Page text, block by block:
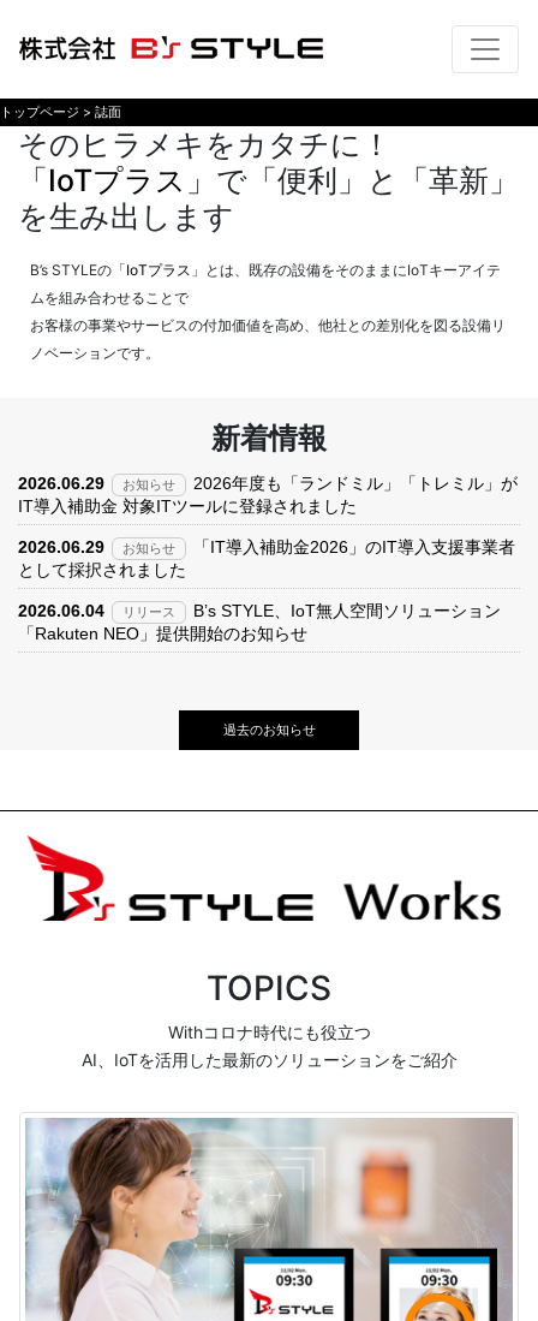
トップページ > 誌面
そのヒラメキをカタチに！
「IoTプラス 」で「便利」と「革新」
を生み出します
B’s STYLEの「IoTプラス 」とは、既存の設備をそのままにIoTキーアイテ
ムを組み合わせることで
お客様の事業やサービスの付加価値を高め、他社との差別化を図る設備リ
ノベーションです。
新着情報
2026.06.29 お知らせ
2026年度も「ランドミル」「トレミル」が
IT導入補助金 対象ITツールに登録されました
2026.06.29 お知らせ
「IT導入補助金2026」のIT導入支援事業者
として採択されました
2026.06.04 リリース
B’s STYLE、IoT無人空間ソリューション
「Rakuten NEO」提供開始のお知らせ
過去のお知らせ
TOPICS
Withコロナ時代にも役立つ
AI、IoTを活用した最新のソリューションをご紹介